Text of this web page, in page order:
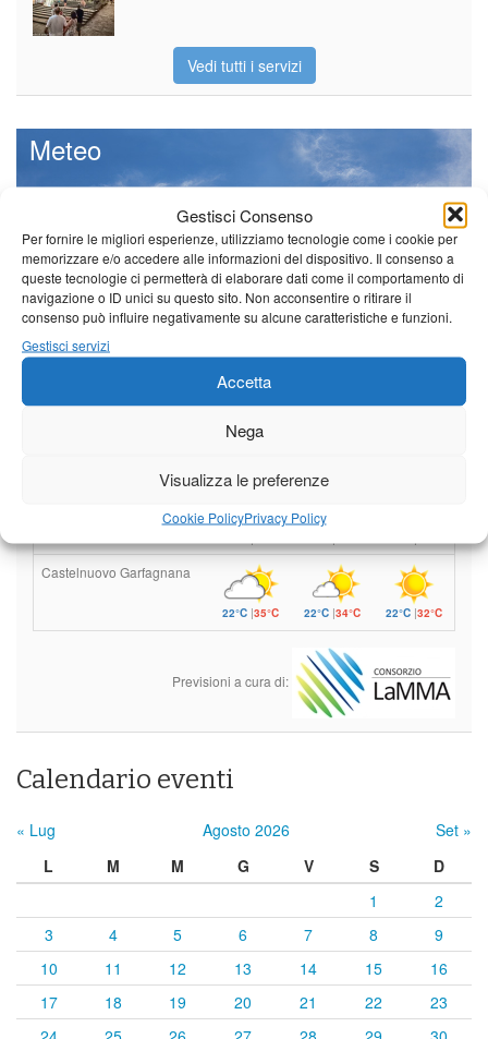
Gestisci Consenso
Per fornire le migliori esperienze, utilizziamo tecnologie come i cookie per
memorizzare e/o accedere alle informazioni del dispositivo. Il consenso a
queste tecnologie ci permetterà di elaborare dati come il comportamento di
navigazione o ID unici su questo sito. Non acconsentire o ritirare il
consenso può influire negativamente su alcune caratteristiche e funzioni.
Gestisci servizi
Accetta
Nega
Visualizza le preferenze
Cookie PolicyPrivacy Policy
Vedi tutti i servizi
Meteo
Il tempo di questo fine
settimana. temperature ancora
ben al di sopra dei valori
stagionali
Leggi tutto…
Sabato
Castelnuovo Garfagnana
22°C|35°C 22°C|34°C 22°C |32°C
Previsioni a cura di:
Calendario eventi
« Lug Agosto 2026
Set »
L
M M G V S
D
1
2
3
4 5 6 7 8
9
10
11 12 13 14 15
16
17
18 19 20 21 22
23